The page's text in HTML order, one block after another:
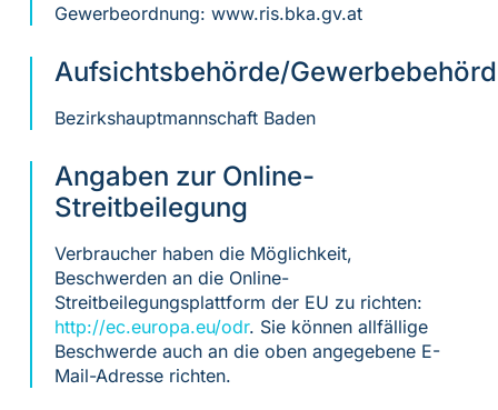
Gewerbeordnung: www.ris.bka.gv.at
Aufsichtsbehörde/
Bezirkshauptmannschaft Baden
Angaben zur Online-
Streitbeilegung
Verbraucher haben die Möglichkeit,
Beschwerden an die Online-
Streitbeilegungsplattform der EU zu richten:
http://ec.europa.eu/odr. Sie können allfällige
Beschwerde auch an die oben angegebene E-
Mail-Adresse richten.